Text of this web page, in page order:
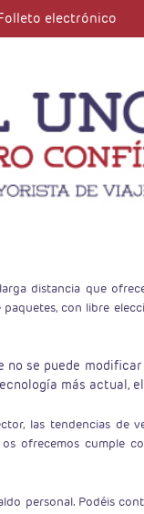
electrónico
distancia que
con libre
se puede
más actual,
las tendencias
ofrecemos cumple
personal. Podéis